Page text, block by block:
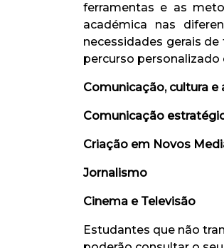
ferramentas e as
académica nas
necessidades gerais
percurso personalizado
Comunicação, cultura e
Comunicação
Criação em Novos
Jornalismo
Cinema e Televisão
Estudantes que não